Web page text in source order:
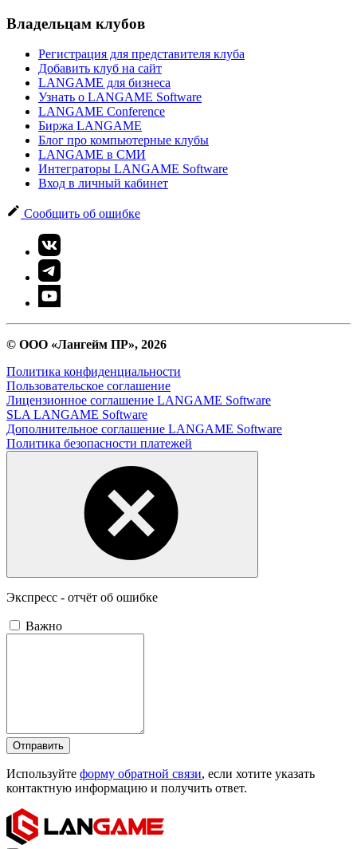
Владельцам клубов
Регистрация для представителя клуба
Добавить клуб на сайт
LANGAME для бизнеса
Узнать о LANGAME Software
LANGAME Conference
Биржа LANGAME
Блог про компьютерные клубы
LANGAME в СМИ
Интеграторы LANGAME Software
Вход в личный кабинет
Сообщить об ошибке
© ООО «Лангейм ПР», 2026
Политика конфиденциальности
Пользовательское соглашение
Лицензионное соглашение LANGAME Software
SLA LANGAME Software
Дополнительное соглашение LANGAME Software
Политика безопасности платежей
Экспресс - отчёт об ошибке
Важно
Отправить
Используйте форму обратной связи, если хотите указать
контактную информацию и получить ответ.